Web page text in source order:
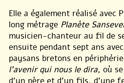
Elle a également réalisé avec
long métrage Planète
musicien-chanteur au fil de
ensuite pendant sept ans
paysans bretons en
l’avenir qui nous le dira, où
d’un père et d’un fils, d’une